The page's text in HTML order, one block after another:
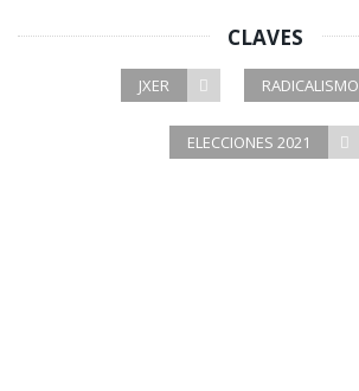
CLAVES
JXER RADICALISMO
ELECCIONES 2021